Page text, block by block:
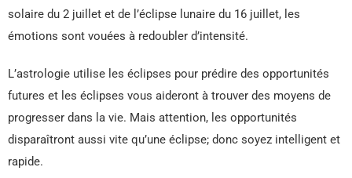
solaire du 2 juillet et de l’éclipse lunaire du 16 juillet, les
émotions sont vouées à redoubler d’intensité.
L’astrologie utilise les éclipses pour prédire des opportunités
futures et les éclipses vous aideront à trouver des moyens de
progresser dans la vie. Mais attention, les opportunités
disparaîtront aussi vite qu’une éclipse; donc soyez intelligent et
rapide.